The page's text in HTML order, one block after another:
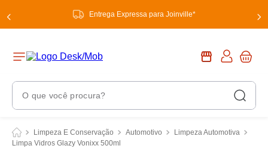
Entrega Expressa para Joinville*
O que você procura?
Limpeza E Conservação Automotivo
Limpeza Automotiva
Limpa Vidros Glazy Vonixx 500ml
Termos Mais Buscados